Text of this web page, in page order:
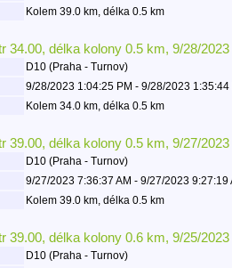
Kolem 39.0 km, délka 0.5 km
34.00, délka kolony 0.5 km, 9/28/2023
D10 (Praha - Turnov)
9/28/2023 1:04:25 PM - 9/28/2023 1:35:44
Kolem 34.0 km, délka 0.5 km
39.00, délka kolony 0.5 km, 9/27/2023
D10 (Praha - Turnov)
9/27/2023 7:36:37 AM - 9/27/2023 9:27:19
Kolem 39.0 km, délka 0.5 km
39.00, délka kolony 0.6 km, 9/25/2023
D10 (Praha - Turnov)